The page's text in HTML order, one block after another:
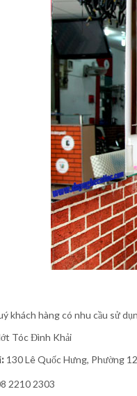
khách hàng có nhu cầu sử
Tóc Đình Khải
130 Lê Quốc Hưng, Phường
2210 2303